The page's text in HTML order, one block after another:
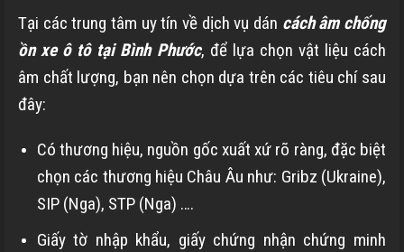
Tại các trung tâm uy tín về dịch vụ dán cách âm chống
ồn xe ô tô tại Bình Phước, để lựa chọn vật liệu cách
âm chất lượng, bạn nên chọn dựa trên các tiêu chí sau
đây:
Có thương hiệu, nguồn gốc xuất xứ rõ ràng, đặc biệt
chọn các thương hiệu Châu Âu như: Gribz (Ukraine),
SIP (Nga), STP (Nga) ….
Giấy tờ nhập khẩu, giấy chứng nhận chứng minh